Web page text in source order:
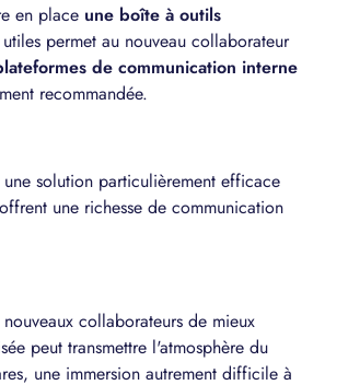
en place une boîte à outils
permet au nouveau collaborateur
de communication interne
recommandée.
une solution particulièrement efficace
une richesse de communication
collaborateurs de mieux
peut transmettre l'atmosphère du
une immersion autrement difficile à